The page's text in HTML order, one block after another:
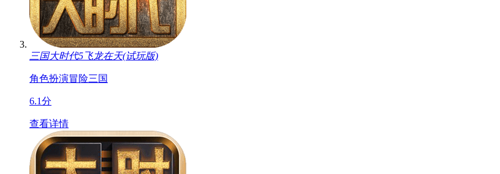
三国大时代5飞龙在天(试玩版)
角色扮演冒险三国
6.1分
查看详情